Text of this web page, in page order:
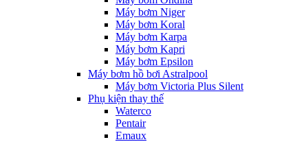
Máy bơm Niger
Máy bơm Koral
Máy bơm Karpa
Máy bơm Kapri
Máy bơm Epsilon
Máy bơm hồ bơi Astralpool
Máy bơm Victoria Plus Silent
Phụ kiện thay thế
Waterco
Pentair
Emaux